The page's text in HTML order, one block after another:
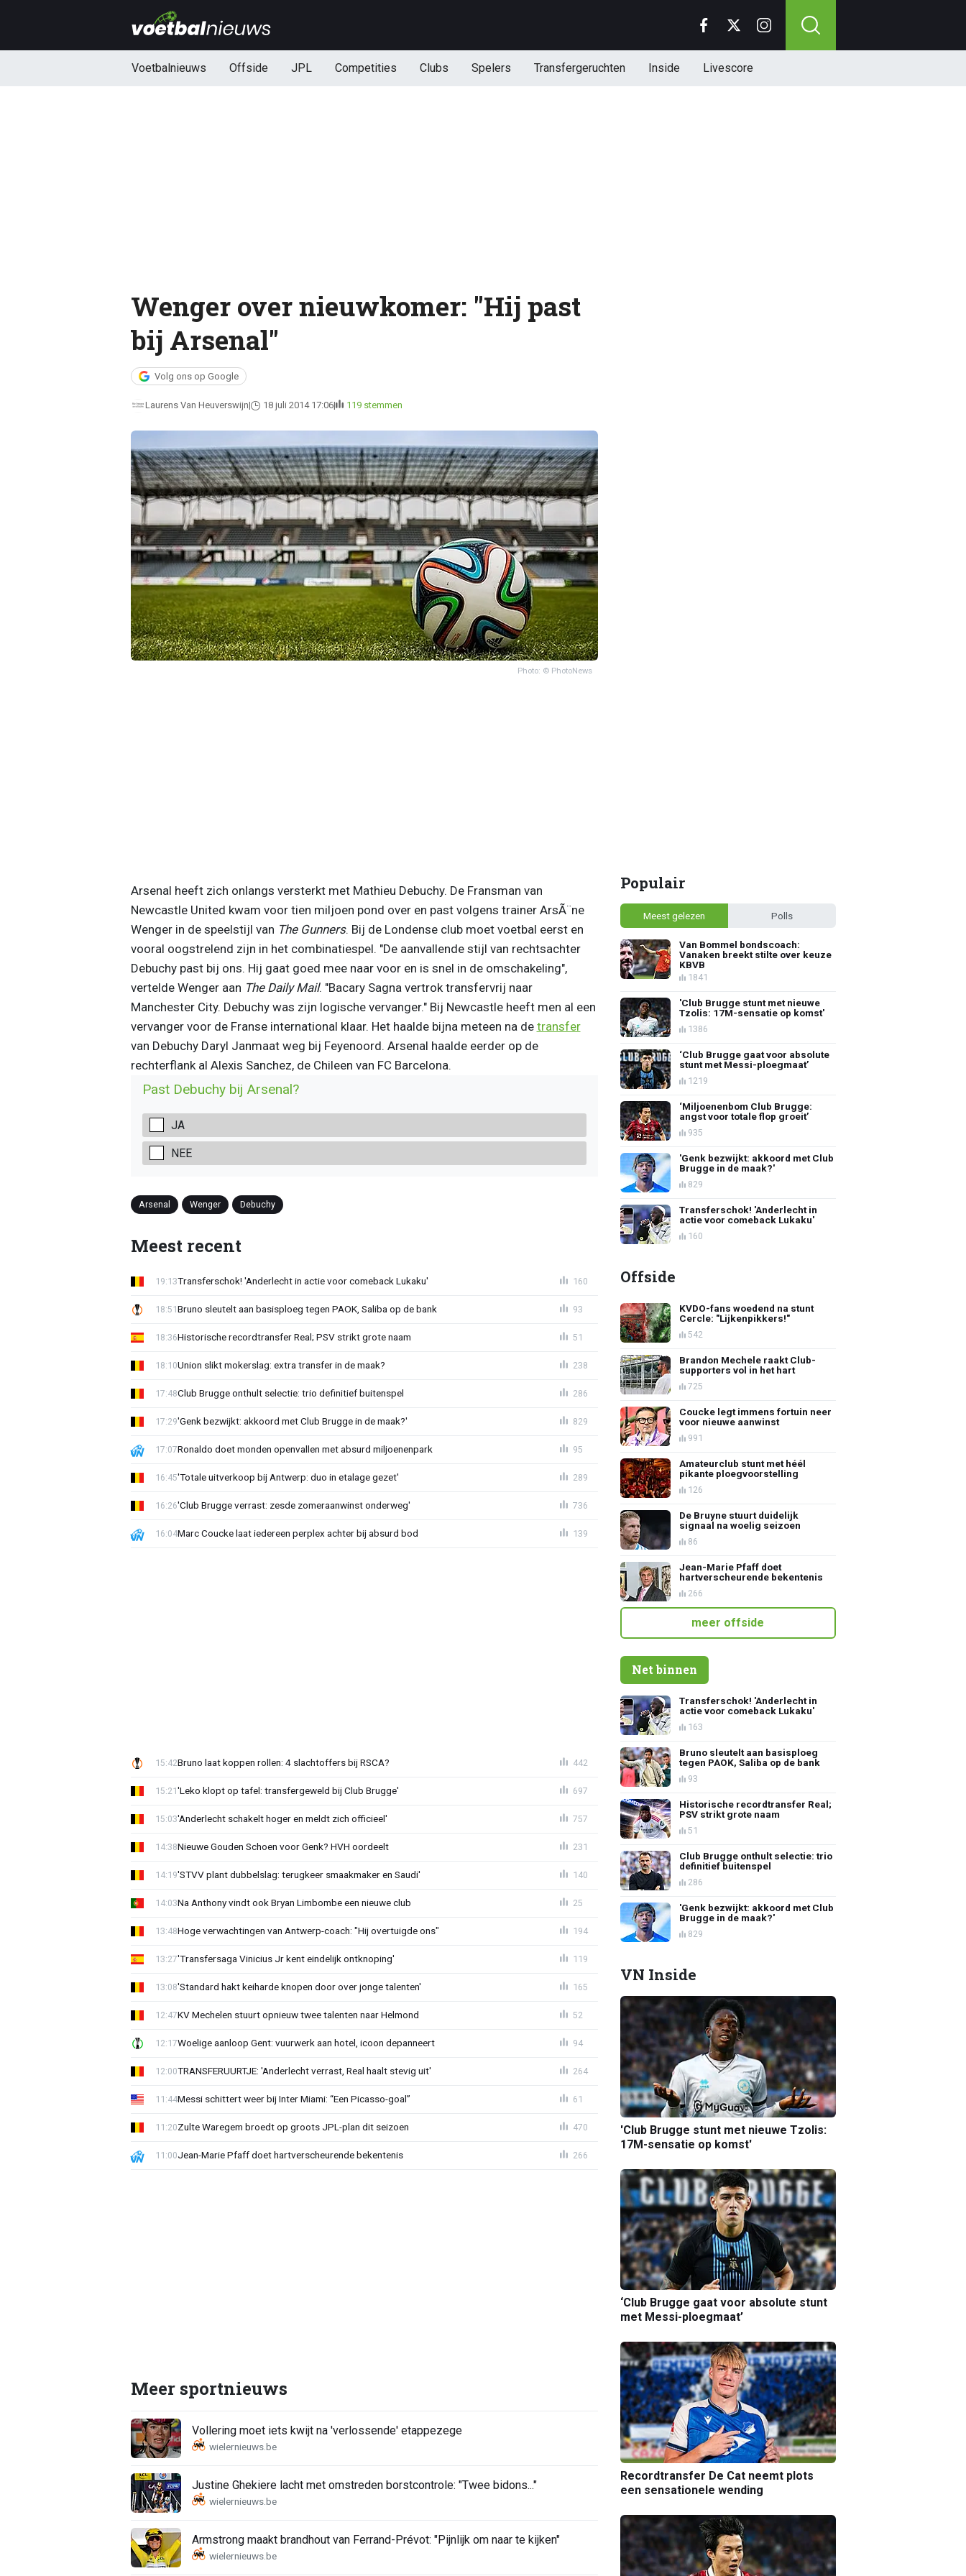
Voetbalnieuws Offside JPL Competities Clubs Spelers Transfergeruchten Inside Livescore
Wenger over nieuwkomer: "Hij past
bij Arsenal"
Volg ons op Google
Laurens Van Heuverswijn 18 juli 2014 17:06 119 stemmen
Photo: © PhotoNews
Arsenal heeft zich onlangs versterkt met Mathieu Debuchy. De Fransman van
Newcastle United kwam voor tien miljoen pond over en past volgens trainer ArsÃ¨ne
Wenger in de speelstijl van The Gunners. Bij de Londense club moet voetbal eerst en
vooral oogstrelend zijn in het combinatiespel. "De aanvallende stijl van rechtsachter
Debuchy past bij ons. Hij gaat goed mee naar voor en is snel in de omschakeling",
vertelde Wenger aan The Daily Mail. "Bacary Sagna vertrok transfervrij naar
Manchester City. Debuchy was zijn logische vervanger." Bij Newcastle heeft men al een
vervanger voor de Franse international klaar. Het haalde bijna meteen na de transfer
van Debuchy Daryl Janmaat weg bij Feyenoord. Arsenal haalde eerder op de
rechterflank al Alexis Sanchez, de Chileen van FC Barcelona.
Past Debuchy bij Arsenal?
JA
NEE
Arsenal Wenger Debuchy
Meest recent
Transferschok! 'Anderlecht in actie voor comeback Lukaku'
19:13 160
Bruno sleutelt aan basisploeg tegen PAOK, Saliba op de bank
18:51 93
Historische recordtransfer Real; PSV strikt grote naam
18:36 51
Union slikt mokerslag: extra transfer in de maak?
18:10 238
Club Brugge onthult selectie: trio definitief buitenspel
17:48 286
'Genk bezwijkt: akkoord met Club Brugge in de maak?'
17:29 829
Ronaldo doet monden openvallen met absurd miljoenenpark
17:07 95
'Totale uitverkoop bij Antwerp: duo in etalage gezet'
16:45 289
'Club Brugge verrast: zesde zomeraanwinst onderweg'
16:26 736
Marc Coucke laat iedereen perplex achter bij absurd bod
16:04 139
Bruno laat koppen rollen: 4 slachtoffers bij RSCA?
15:42 442
'Leko klopt op tafel: transfergeweld bij Club Brugge'
15:21 697
'Anderlecht schakelt hoger en meldt zich officieel'
15:03 757
Nieuwe Gouden Schoen voor Genk? HVH oordeelt
14:38 231
'STVV plant dubbelslag: terugkeer smaakmaker en Saudi'
14:19 140
Na Anthony vindt ook Bryan Limbombe een nieuwe club
14:03 25
Hoge verwachtingen van Antwerp-coach: "Hij overtuigde ons"
13:48 194
'Transfersaga Vinicius Jr kent eindelijk ontknoping'
13:27 119
'Standard hakt keiharde knopen door over jonge talenten'
13:08 165
KV Mechelen stuurt opnieuw twee talenten naar Helmond
12:47 52
Woelige aanloop Gent: vuurwerk aan hotel, icoon depanneert
12:17 94
TRANSFERUURTJE: 'Anderlecht verrast, Real haalt stevig uit'
12:00 264
Messi schittert weer bij Inter Miami: “Een Picasso-goal”
11:44 61
Zulte Waregem broedt op groots JPL-plan dit seizoen
11:20 470
Jean-Marie Pfaff doet hartverscheurende bekentenis
11:00 266
Meer sportnieuws
Vollering moet iets kwijt na 'verlossende' etappezege
Justine Ghekiere lacht met omstreden borstcontrole: "Twee bidons..."
Armstrong maakt brandhout van Ferrand-Prévot: "Pijnlijk om naar te kijken"
Populair
Meest gelezen Polls
Van Bommel bondscoach:
Vanaken breekt stilte over keuze
KBVB
1841
'Club Brugge stunt met nieuwe
Tzolis: 17M-sensatie op komst'
1386
‘Club Brugge gaat voor absolute
stunt met Messi-ploegmaat’
1219
‘Miljoenenbom Club Brugge:
angst voor totale flop groeit’
935
'Genk bezwijkt: akkoord met Club
Brugge in de maak?'
829
Transferschok! 'Anderlecht in
actie voor comeback Lukaku'
160
Offside
KVDO-fans woedend na stunt
Cercle: "Lijkenpikkers!"
542
Brandon Mechele raakt Club-
supporters vol in het hart
725
Coucke legt immens fortuin neer
voor nieuwe aanwinst
991
Amateurclub stunt met héél
pikante ploegvoorstelling
126
De Bruyne stuurt duidelijk
signaal na woelig seizoen
86
Jean-Marie Pfaff doet
hartverscheurende bekentenis
266
meer offside
Net binnen
Transferschok! 'Anderlecht in
actie voor comeback Lukaku'
163
Bruno sleutelt aan basisploeg
tegen PAOK, Saliba op de bank
93
Historische recordtransfer Real;
PSV strikt grote naam
51
Club Brugge onthult selectie: trio
definitief buitenspel
286
'Genk bezwijkt: akkoord met Club
Brugge in de maak?'
829
VN Inside
'Club Brugge stunt met nieuwe Tzolis:
17M-sensatie op komst'
‘Club Brugge gaat voor absolute stunt
met Messi-ploegmaat’
Recordtransfer De Cat neemt plots
een sensationele wending